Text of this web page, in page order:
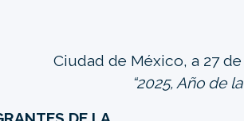
Ciudad de México, a 27
“2025, Año de
DE LA